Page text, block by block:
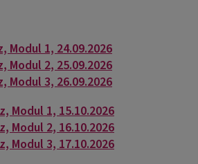
Modul 1, 24.09.2026
Modul 2, 25.09.2026
Modul 3, 26.09.2026
Modul 1, 15.10.2026
Modul 2, 16.10.2026
Modul 3, 17.10.2026